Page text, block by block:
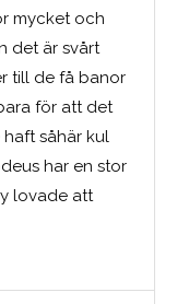
mycket och
det är svårt
till de få banor
för att det
såhär kul
har en stor
lovade att